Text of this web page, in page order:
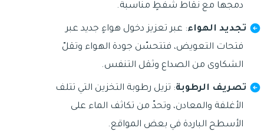
دمجها مع نقاط شفطٍ مناسبة.
تجديد الهواء: عبر تعزيز دخول هواءٍ جديد عبر
فتحات التعويض، فتتحسّن جودة الهواء وتقلّ
الشكاوى من الصداع وثقل التنفس.
تصريف الرطوبة: تزيل رطوبة التخزين التي تتلف
الأغلفة والمعادن، وتحدّ من تكاثف الماء على
الأسطح الباردة في بعض المواقع.